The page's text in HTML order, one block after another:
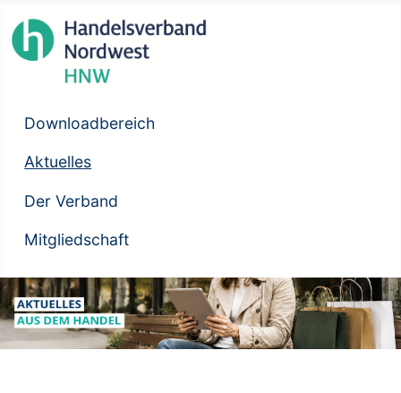
Downloadbereich
Aktuelles
Der Verband
Mitgliedschaft